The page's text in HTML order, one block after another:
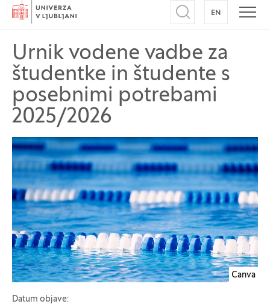
Domov
Odpri iskalnik
EN NA
Urnik vodene vadbe za
študentke in študente s
posebnimi potrebami
2025/2026
Canva
Datum objave: